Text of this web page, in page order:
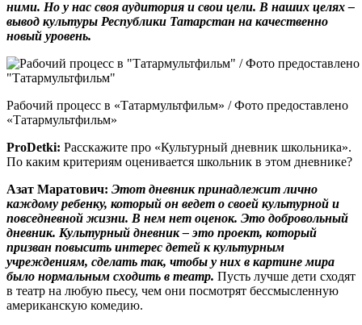
ними. Но у нас своя аудитория и свои цели. В наших целях –
вывод культуры Республики Татарстан на качественно
новый уровень.
Рабочий процесс в «Татармультфильм» / Фото предоставлено
«Татармультфильм»
ProDetki: Расскажите про «Культурный дневник школьника».
По каким критериям оценивается школьник в этом дневнике?
Азат Маратович: Этот дневник принадлежит лично
каждому ребенку, который он ведет о своей культурной и
повседневной жизни. В нем нет оценок. Это добровольный
дневник. Культурный дневник – это проект, который
призван повысить интерес детей к культурным
учреждениям, сделать так, чтобы у них в картине мира
было нормальным сходить в театр. Пусть лучше дети сходят
в театр на любую пьесу, чем они посмотрят бессмысленную
американскую комедию.